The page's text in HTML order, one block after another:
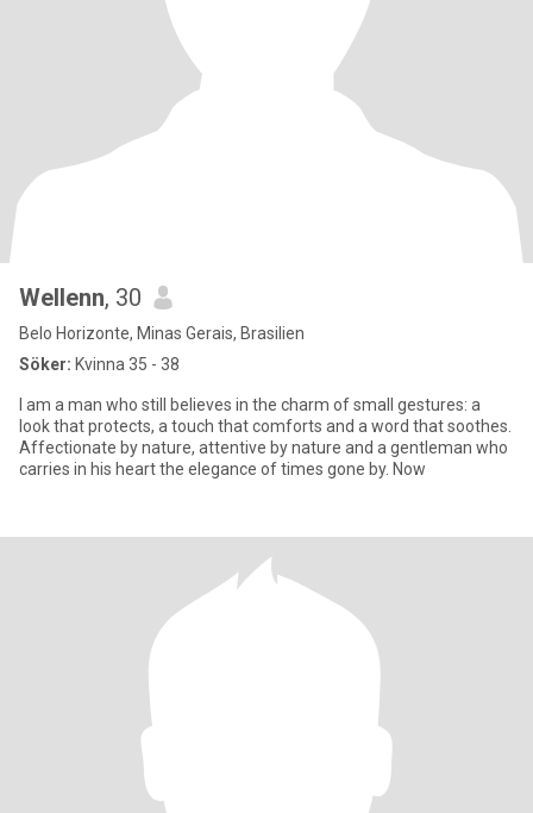
Wellenn, 30
Belo Horizonte, Minas Gerais, Brasilien
Söker: Kvinna 35 - 38
I am a man who still believes in the charm of small gestures: a
look that protects, a touch that comforts and a word that soothes.
Affectionate by nature, attentive by nature and a gentleman who
carries in his heart the elegance of times gone by. Now